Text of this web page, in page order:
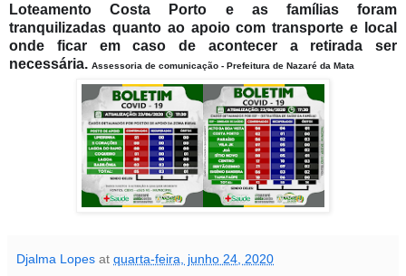
Loteamento Costa Porto e as famílias foram
tranquilizadas quanto ao apoio com transporte e local
onde ficar em caso de acontecer a retirada ser
necessária. Assessoria de comunicação - Prefeitura de Nazaré da Mata
Djalma Lopes at quarta-feira, junho 24, 2020